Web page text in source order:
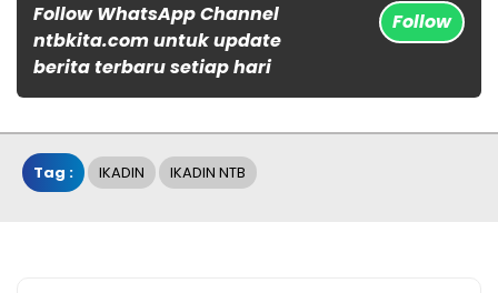
Follow WhatsApp Channel
ntbkita.com untuk update
berita terbaru setiap hari
Follow
Tag : IKADIN IKADIN NTB